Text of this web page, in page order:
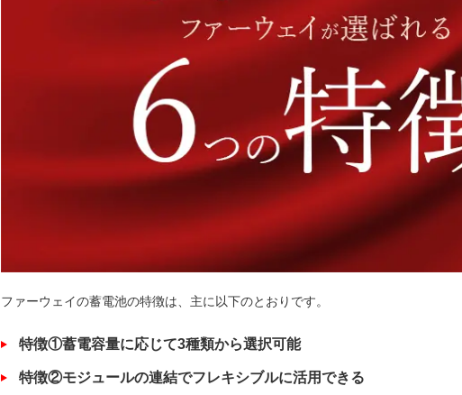
ファーウェイの蓄電池の特徴は、主に以下のとおりです。
特徴①蓄電容量に応じて3種類から選択可能
特徴②モジュールの連結でフレキシブルに活用できる